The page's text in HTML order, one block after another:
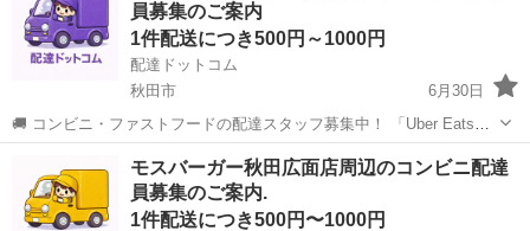
経...
員募集のご案内
1件配送につき500円～1000円
配達ドットコム
秋田市
6月30日
🚚 コンビニ・ファストフードの配達スタッフ募集中！ 「Uber Eats」
や「出前館」のように、配達専用アプリを使ってお仕事するスタイル
です。 オファー内容を見てから、受けるかどうかを自由に選べます！
✅ 業務内容...
ファストフード
モスバーガー秋田広面店周辺のコンビニ配達
員募集のご案内.
1件配送につき500円〜1000円